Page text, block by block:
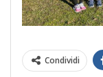
Condividi